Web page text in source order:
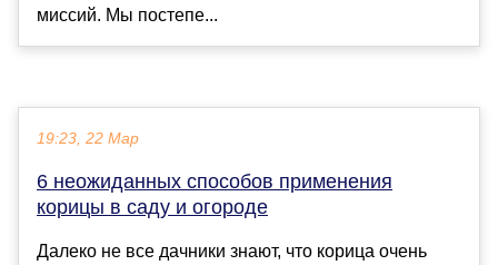
миссий. Мы постепе...
19:23, 22 Мар
6 неожиданных способов применения
корицы в саду и огороде
Далеко не все дачники знают, что корица очень